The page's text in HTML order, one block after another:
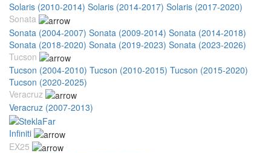
Solaris (2010-2014) Solaris (2014-2017) Solaris (2017-2020)
Sonata
Sonata (2004-2007) Sonata (2009-2014) Sonata (2014-2018)
Sonata (2018-2020) Sonata (2019-2023) Sonata (2023-2026)
Tucson
Tucson (2004-2010) Tucson (2010-2015) Tucson (2015-2020)
Tucson (2020-2025)
Veracruz
Veracruz (2007-2013)
Infiniti
EX25